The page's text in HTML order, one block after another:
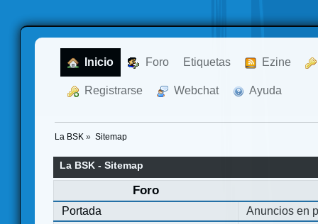
Inicio Foro Etiquetas Ezine
Registrarse Webchat Ayuda
La BSK » Sitemap
La BSK - Sitemap
Foro
Portada
Anuncios en